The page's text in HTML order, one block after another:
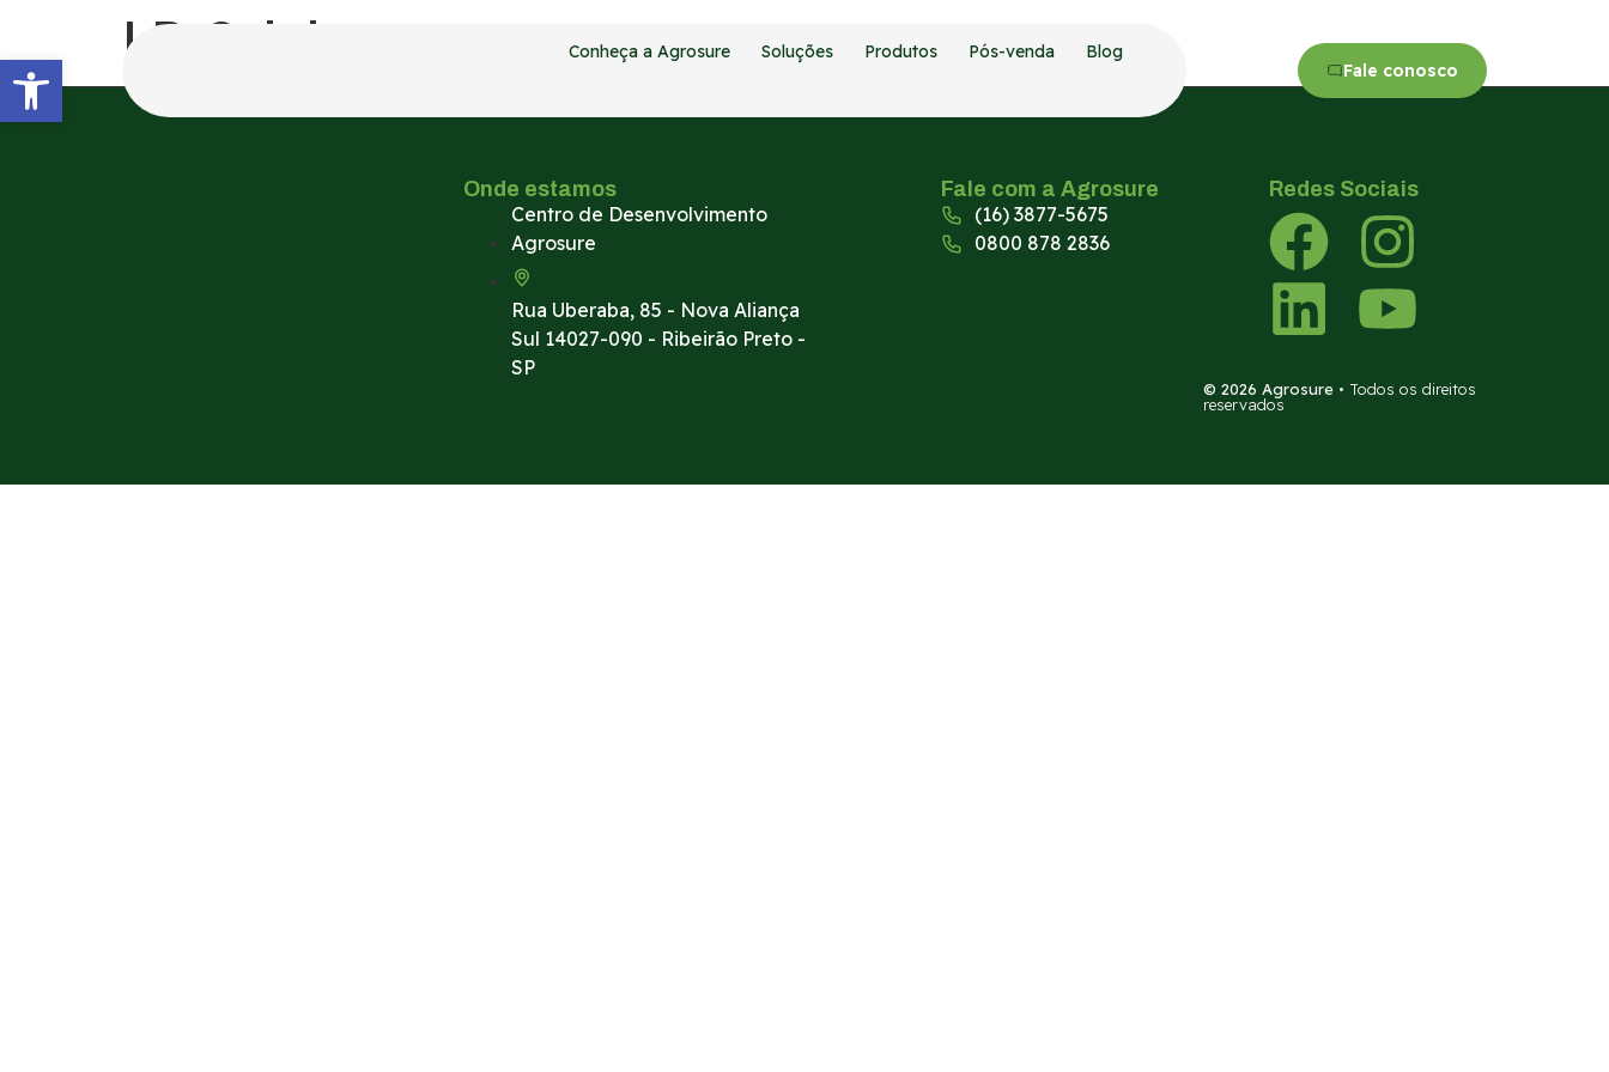
Conheça a Agrosure Soluções Produtos Pós-venda
Blog
Fale conosco
LD Celulose
Onde estamos
Centro de Desenvolvimento
Agrosure
Rua Uberaba, 85 - Nova Aliança
Sul 14027-090 - Ribeirão Preto -
SP
Fale com a Agrosure
(16) 3877-5675
0800 878 2836
Redes Sociais
© 2026 Agrosure• Todos os direitos
reservados
Abrir a barra de ferramentas